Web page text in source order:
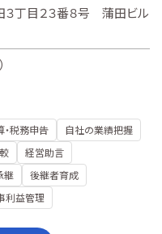
丁目２３番８号 蒲田ビル
）
・税務申告
自社の業績把握
経営助言
継
後継者育成
利益管理